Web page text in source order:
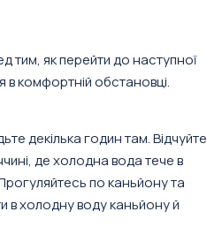
тим, як перейти до наступної
в комфортній обстановці.
декілька годин там. Відчуйте
де холодна вода тече в
по каньйону та
в холодну воду каньйону й